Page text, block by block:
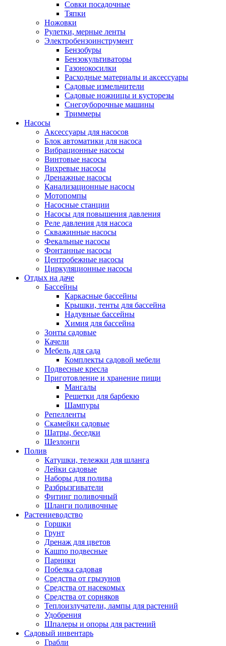
Совки посадочные
Тяпки
Ножовки
Рулетки, мерные ленты
Электробензоинструмент
Бензобуры
Бензокультиваторы
Газонокосилки
Расходные материалы и аксессуары
Садовые измельчители
Садовые ножницы и кусторезы
Снегоуборочные машины
Триммеры
Насосы
Аксессуары для насосов
Блок автоматики для насоса
Вибрационные насосы
Винтовые насосы
Вихревые насосы
Дренажные насосы
Канализационные насосы
Мотопомпы
Насосные станции
Насосы для повышения давления
Реле давления для насоса
Скважинные насосы
Фекальные насосы
Фонтанные насосы
Центробежные насосы
Циркуляционные насосы
Отдых на даче
Бассейны
Каркасные бассейны
Крышки, тенты для бассейна
Надувные бассейны
Химия для бассейна
Зонты садовые
Качели
Мебель для сада
Комплекты садовой мебели
Подвесные кресла
Приготовление и хранение пищи
Мангалы
Решетки для барбекю
Шампуры
Репелленты
Скамейки садовые
Шатры, беседки
Шезлонги
Полив
Катушки, тележки для шланга
Лейки садовые
Наборы для полива
Разбрызгиватели
Фитинг поливочный
Шланги поливочные
Растениеводство
Горшки
Грунт
Дренаж для цветов
Кашпо подвесные
Парники
Побелка садовая
Средства от грызунов
Средства от насекомых
Средства от сорняков
Теплоизлучатели, лампы для растений
Удобрения
Шпалеры и опоры для растений
Садовый инвентарь
Грабли